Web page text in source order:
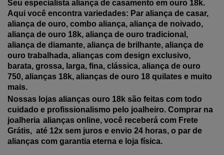
Seu especialista aliança de casamento em ouro 18k.
Aqui você encontra variedades: Par aliança de casar,
aliança de ouro, combo aliança, aliança de noivado,
aliança de ouro 18k, aliança de ouro tradicional,
aliança de diamante, aliança de brilhante, aliança de
ouro trabalhada, alianças com design exclusivo,
barata, grossa, larga, fina, clássica, aliança de ouro
750, alianças 18k, alianças de ouro 18 quilates e muito
mais.
Nossas lojas alianças ouro 18k são feitas com todo
cuidado e profissionalismo pelo joalheiro. Comprar na
joalheria alianças online, você receberá com Frete
Grátis, até 12x sem juros e envio 24 horas, o par de
alianças com garantia eterna e loja física.